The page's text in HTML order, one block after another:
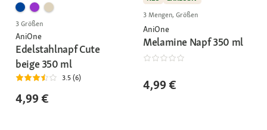
3 Größen
AniOne
Edelstahlnapf Cute
beige 350 ml
3.5 (6)
4,99 €
3 Mengen, Größen
AniOne
Melamine Napf 350 ml
4,99 €